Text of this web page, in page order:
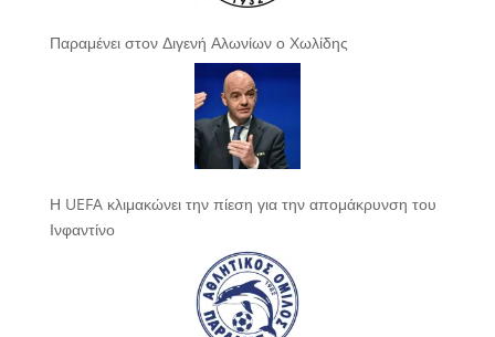
Παραμένει στον Διγενή Αλωνίων ο Χωλίδης
Η UEFA κλιμακώνει την πίεση για την απομάκρυνση του
Ινφαντίνο